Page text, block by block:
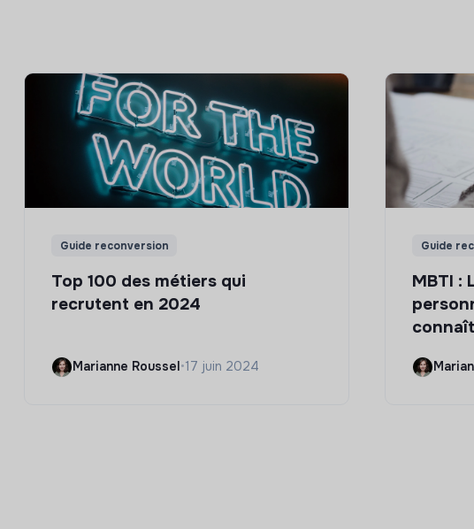
Guide reconversion
Top 100 des métiers qui
recrutent en 2024
Marianne Roussel•17 juin 2024
Guide
MBTI :